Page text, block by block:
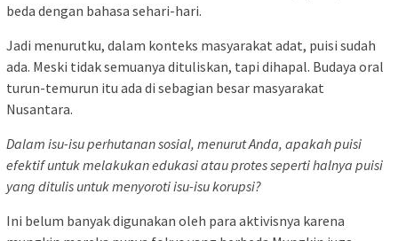
beda dengan bahasa sehari-hari.
Jadi menurutku, dalam konteks masyarakat adat, puisi sudah
ada. Meski tidak semuanya dituliskan, tapi dihapal. Budaya oral
turun-temurun itu ada di sebagian besar masyarakat
Nusantara.
Dalam isu-isu perhutanan sosial, menurut Anda, apakah puisi
efektif untuk melakukan edukasi atau protes seperti halnya puisi
yang ditulis untuk menyoroti isu-isu korupsi?
Ini belum banyak digunakan oleh para aktivisnya karena